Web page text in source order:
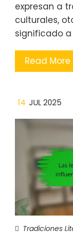
expresan a
culturales,
significado a
Read More
14 JUL 2025
Tradiciones